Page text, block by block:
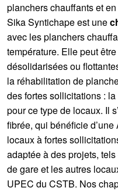
planchers chauffants et
Sika Syntichape est une
avec les planchers
température. Elle peut
désolidarisées ou
la réhabilitation de
des fortes sollicitations :
pour ce type de locaux. Il
fibrée, qui bénéficie
locaux à fortes
adaptée à des projets,
de gare et les autres
UPEC du CSTB. Nos